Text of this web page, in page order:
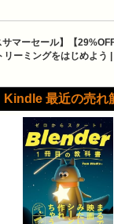
マーセール】【
ーミングをはじめよう
Kindle 最近の売れ